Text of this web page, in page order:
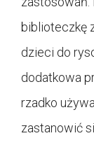
biblioteczkę
dzieci do
dodatkowa
rzadko
zastanowić